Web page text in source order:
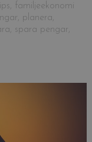
, familjeekonomi
, planera,
, spara pengar ,